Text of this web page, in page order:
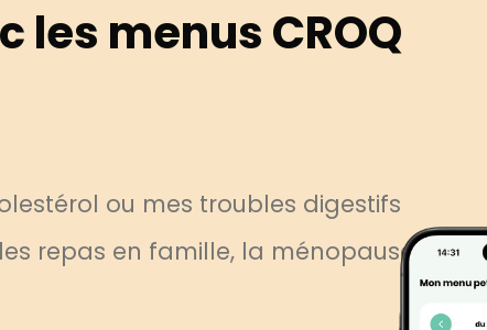
les menus CROQ
ou mes troubles digestifs
repas en famille, la ménopause